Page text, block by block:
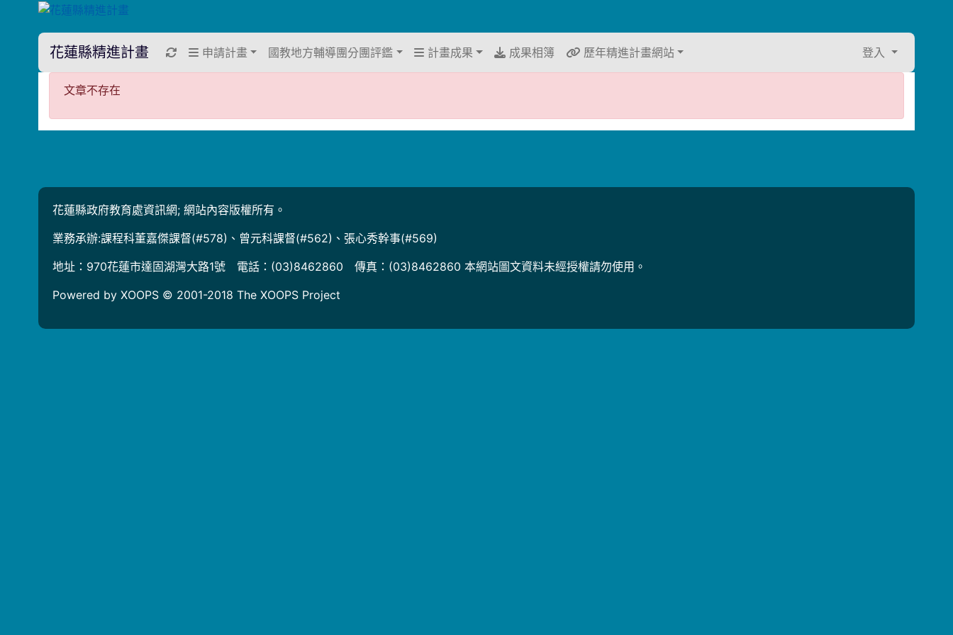
花蓮縣精進計畫 重新取得佈景設定
申請計畫 國教地方輔導團分團評鑑 計畫成果 成果相簿 歷年精進計畫網站 登入
文章不存在
文章不存在
花蓮縣政府教育處資訊網; 網站內容版權所有。
業務承辦:課程科董嘉傑課督(#578)、曾元科課督(#562)、張心秀幹事(#569)
地址：970花蓮市達固湖灣大路1號 電話：(03)8462860 傳真：(03)8462860 本網站圖文資料未經授權請勿使用。
Powered by XOOPS © 2001-2018 The XOOPS Project